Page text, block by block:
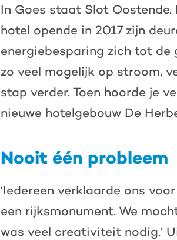
In Goes staat Slot
hotel opende in 2017 zijn
energiebesparing zich tot de
zo veel mogelijk op stroom,
stap verder. Toen hoorde je
nieuwe hotelgebouw De
Nooit één probleem
‘Iedereen verklaarde ons
een rijksmonument. We
was veel creativiteit nodig.’